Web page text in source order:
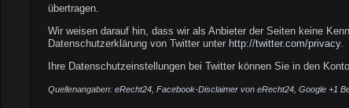
übertragen.
Wir weisen darauf hin, dass wir als Anbieter der Seiten keine
Datenschutzerklärung von Twitter unter http://twitter.com/privacy.
Ihre Datenschutzeinstellungen bei Twitter können Sie in den
Quellenangaben: eRecht24 Facebook-Disclaimer von eRecht24 Google +1